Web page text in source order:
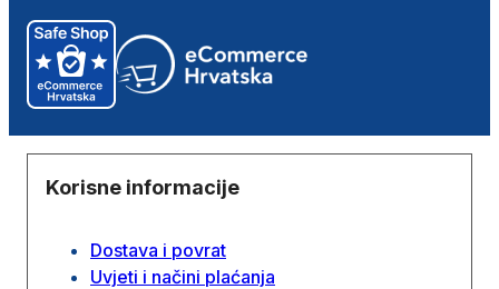
Korisne informacije
Dostava i povrat
Uvjeti i načini plaćanja